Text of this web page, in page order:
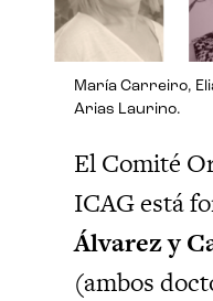
María Carreiro,
Arias Laurino.
El Comité
ICAG está
Álvarez y
(ambos